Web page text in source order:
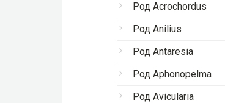
Род Acrochordus
Род Anilius
Род Antaresia
Род Aphonopelma
Род Avicularia